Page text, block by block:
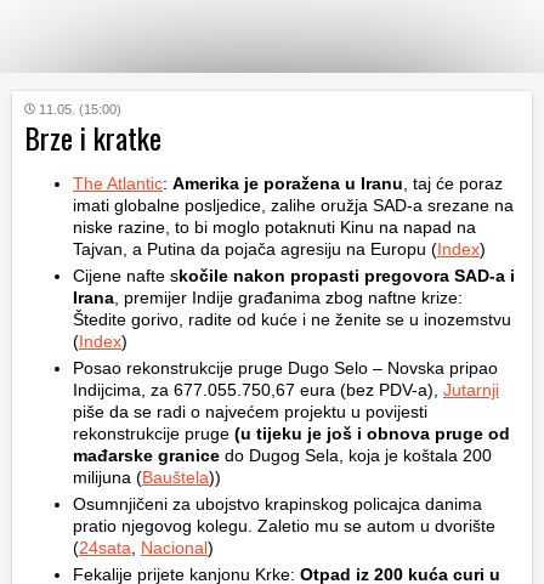
KATEGORIJE
HRVATSKI
WEB
11.05. (15:00)
Brze i kratke
The Atlantic: Amerika je poražena u Iranu , taj će poraz
imati globalne posljedice, zalihe oružja SAD-a srezane na
niske razine, to bi moglo potaknuti Kinu na napad na
Tajvan, a Putina da pojača agresiju na Europu (Index)
Cijene nafte skočile nakon propasti pregovora SAD-a i
Irana , premijer Indije građanima zbog naftne krize:
Štedite gorivo, radite od kuće i ne ženite se u inozemstvu
(Index)
Posao rekonstrukcije pruge Dugo Selo – Novska pripao
Indijcima, za 677.055.750,67 eura (bez PDV-a), Jutarnji
piše da se radi o najvećem projektu u povijesti
rekonstrukcije pruge (u tijeku je još i obnova pruge od
mađarske granice do Dugog Sela, koja je koštala 200
milijuna (Bauštela))
Osumnjičeni za ubojstvo krapinskog policajca danima
pratio njegovog kolegu. Zaletio mu se autom u dvorište
(24sata Nacional)
Fekalije prijete kanjonu Krke: Otpad iz 200 kuća curi u